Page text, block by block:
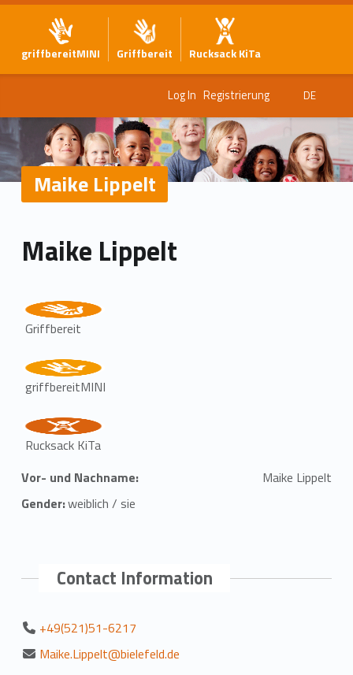
griffbereitMINI Griffbereit Rucksack KiTa
Log In Registrierung DE
Maike Lippelt
Maike Lippelt
Griffbereit
griffbereitMINI
Rucksack KiTa
Vor- und Nachname:
Maike Lippelt
Gender:weiblich / sie
Contact Information
+49(521)51-6217
Maike.Lippelt@bielefeld.de